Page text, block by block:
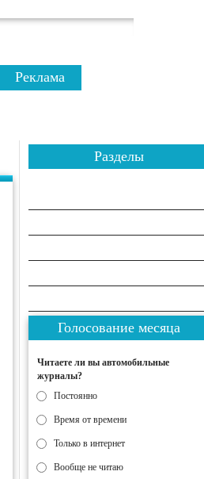
Реклама
Разделы
Голосование месяца
Читаете ли вы автомобильные
журналы?
Постоянно
Время от времени
Только в интернет
Вообще не читаю